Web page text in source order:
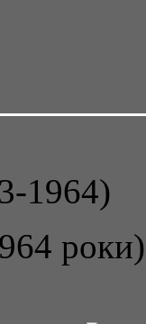
1964)
роки)